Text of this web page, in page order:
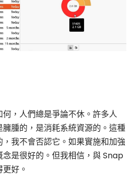
，人們總是爭論不休。許多人
腫的，是消耗系統資源的。這種
我不會否認它。如果實施和加強
是很好的。但我相信，與 Snap
好。